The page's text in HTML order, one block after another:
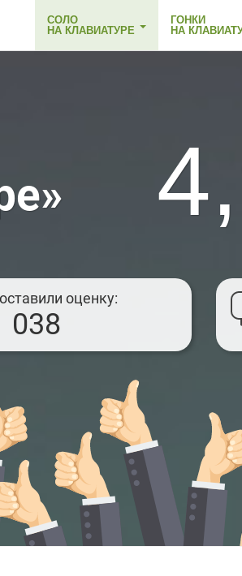
СОЛО
НА КЛАВИАТУРЕ
ГОНКИ
НА
оценку
038